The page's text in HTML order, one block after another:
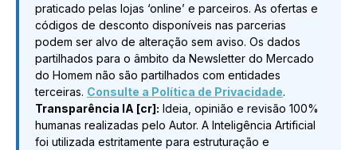
praticado pelas lojas ‘online’ e parceiros. As ofertas e
códigos de desconto disponíveis nas parcerias
podem ser alvo de alteração sem aviso. Os dados
partilhados para o âmbito da Newsletter do Mercado
do Homem não são partilhados com entidades
terceiras. Consulte a Política de Privacidade.
Transparência IA [cr]: Ideia, opinião e revisão 100%
humanas realizadas pelo Autor. A Inteligência Artificial
foi utilizada estritamente para estruturação e